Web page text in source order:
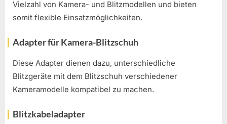
Vielzahl von Kamera- und Blitzmodellen und bieten
somit flexible Einsatzmöglichkeiten.
Adapter für Kamera-Blitzschuh
Diese Adapter dienen dazu, unterschiedliche
Blitzgeräte mit dem Blitzschuh verschiedener
Kameramodelle kompatibel zu machen.
Blitzkabeladapter